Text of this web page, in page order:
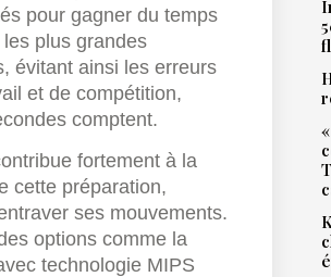
pour gagner du temps
plus grandes
évitant ainsi les erreurs
et de compétition,
comptent.
fortement à la
cette préparation,
ses mouvements.
options comme la
technologie MIPS